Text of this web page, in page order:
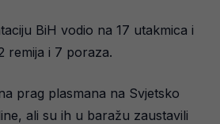
BiH vodio na 17 utakmica i
remija i 7 poraza.
prag plasmana na Svjetsko
ali su ih u baražu zaustavili